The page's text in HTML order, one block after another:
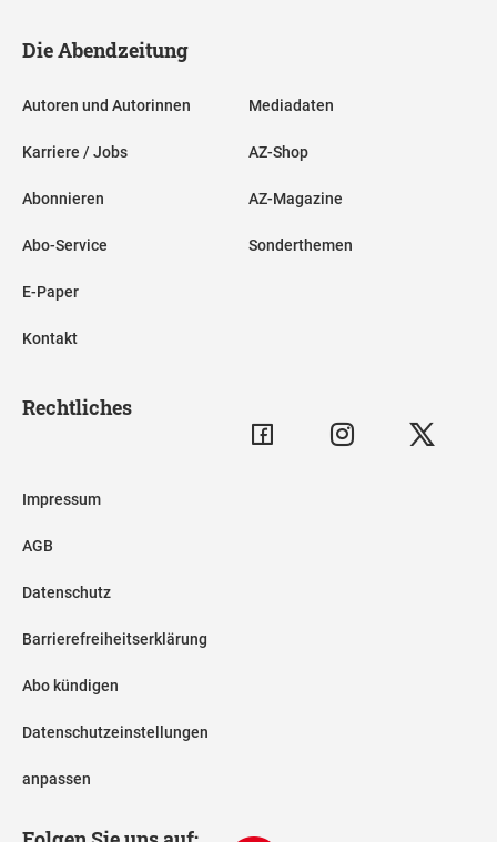
Die Abendzeitung
Autoren und Autorinnen
Karriere / Jobs
Abonnieren
Abo-Service
E-Paper
Kontakt
Mediadaten
AZ-Shop
AZ-Magazine
Sonderthemen
Rechtliches
Impressum
AGB
Datenschutz
Barrierefreiheitserklärung
Abo kündigen
Datenschutzeinstellungen
anpassen